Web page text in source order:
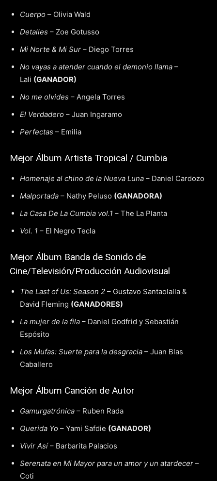
Cuerpo – Olivia Wald
Detalles – Zoe Gotusso
Mi Norte & Mi Sur – Diego Torres
No vayas a atender cuando el demonio llama –
Lali (GANADOR)
No me olvides – Angela Torres
El Verdadero – Juan Ingaramo
Perfectas – Emilia
Mejor Álbum Artista Tropical / Cumbia
Homenaje al chino de la Nueva Luna – Daniel Cardozo
Malportada – Nathy Peluso (GANADORA)
La Casa De La Cumbia vol.1 – The La Planta
Vol. 1 – El Negro Tecla
Mejor Álbum Banda de Sonido de
Cine/Televisión/Producción Audiovisual
The Last of Us: Season 2 – Gustavo Santaolalla &
David Fleming (GANADORES)
La mujer de la fila – Daniel Godfrid y Sebastián
Espósito
Los Mufas: Suerte para la desgracia – Juan Blas
Caballero
Mejor Álbum Canción de Autor
Gamurgatrónica – Ruben Rada
Querida Yo – Yami Safdie (GANADOR)
Vivir Así– Barbarita Palacios
Serenata en Mi Mayor para un amor y un atardecer –
Coti